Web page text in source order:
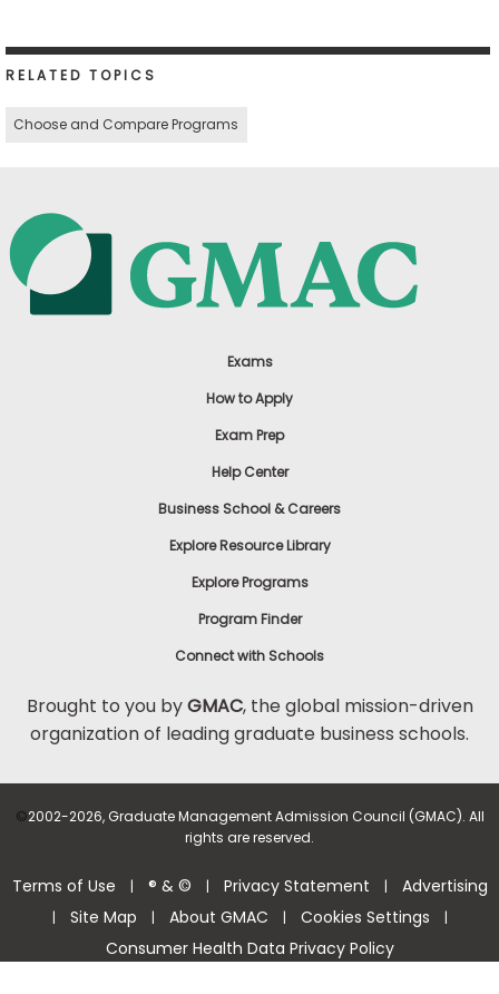
RELATED TOPICS
Choose and Compare Programs
Exams
How to Apply
Exam Prep
Help Center
Business School & Careers
Explore Resource Library
Explore Programs
Program Finder
Connect with Schools
Brought to you byGMAC, the global mission-driven
organization of leading graduate business schools.
©2002-2026, Graduate Management Admission Council (GMAC). All
rights are reserved.
Terms of Use | ® & © | Privacy Statement | Advertising
| Site Map | About GMAC | Cookies Settings |
Consumer Health Data Privacy Policy